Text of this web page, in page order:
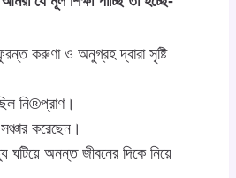
করুণা ও অনুগ্রহ দ্বারা সৃষ্টি
নি®প্রাণ।
করেছেন।
অনন্ত জীবনের দিকে নিয়ে